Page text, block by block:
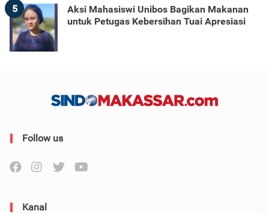
5
Aksi Mahasiswi Unibos Bagikan Makanan
untuk Petugas Kebersihan Tuai Apresiasi
Follow us
Kanal